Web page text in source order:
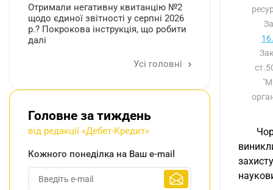
Отримали негативну квитанцію №2
щодо єдиної звітності у серпні 2026
р.? Покрокова інструкція, що робити
далі
Усі головні
Головне за тиждень
від редакції «Дебет-Кредит»
Кожного понеділка на Ваш e-mail